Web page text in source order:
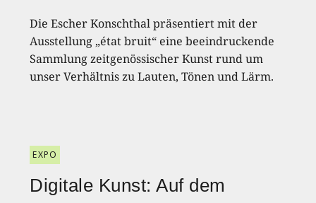
Die Escher Konschthal präsentiert mit der
Ausstellung „état bruit“ eine beeindruckende
Sammlung zeitgenössischer Kunst rund um
unser Verhältnis zu Lauten, Tönen und Lärm.
EXPO
Digitale Kunst: Auf dem